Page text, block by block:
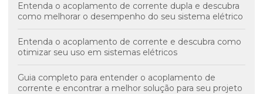
Entenda o acoplamento de corrente dupla e descubra
como melhorar o desempenho do seu sistema elétrico
Entenda o acoplamento de corrente e descubra como
otimizar seu uso em sistemas elétricos
Guia completo para entender o acoplamento de
corrente e encontrar a melhor solução para seu projeto